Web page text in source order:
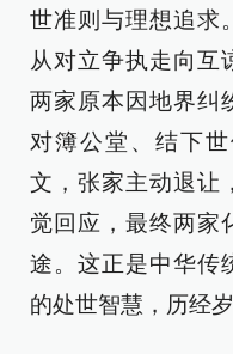
世准则与理想追求
从对立争执走向互
两家原本因地界纠
对簿公堂、结下
文，张家主动退让
觉回应，最终两家
途。这正是中华传
的处世智慧，历经